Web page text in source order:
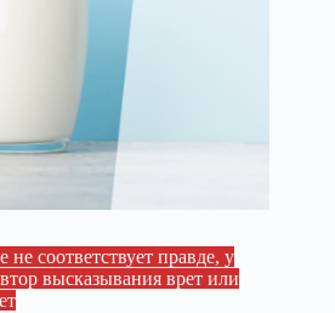
соответствует правде, у
высказывания врет или